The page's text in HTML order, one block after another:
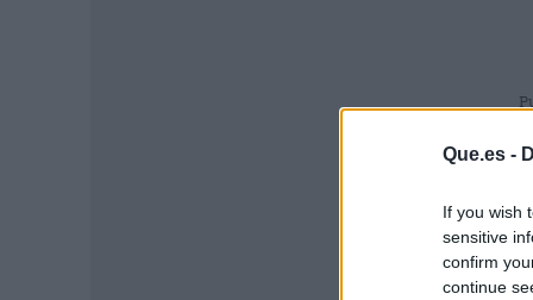
Que.es -
If you wish
sensitive
confirm
continue